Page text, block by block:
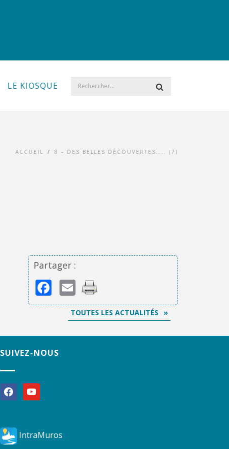
LE KIOSQUE
ACCUEIL / 8 – DES BELLES DÉCOUVERTES….. (7)
Partager :
Facebook
Email
TOUTES LES ACTUALITÉS
SUIVEZ-NOUS
facebookyoutube
IntraMuros